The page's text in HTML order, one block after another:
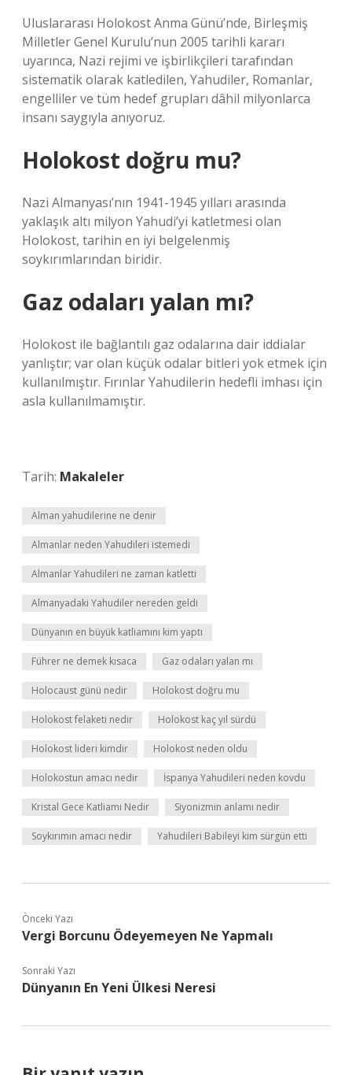
Uluslararası Holokost Anma Günü’nde, Birleşmiş
Milletler Genel Kurulu’nun 2005 tarihli kararı
uyarınca, Nazi rejimi ve işbirlikçileri tarafından
sistematik olarak katledilen, Yahudiler, Romanlar,
engelliler ve tüm hedef grupları dâhil milyonlarca
insanı saygıyla anıyoruz.
Holokost doğru mu?
Nazi Almanyası’nın 1941-1945 yılları arasında
yaklaşık altı milyon Yahudi’yi katletmesi olan
Holokost, tarihin en iyi belgelenmiş
soykırımlarından biridir.
Gaz odaları yalan mı?
Holokost ile bağlantılı gaz odalarına dair iddialar
yanlıştır; var olan küçük odalar bitleri yok etmek için
kullanılmıştır. Fırınlar Yahudilerin hedefli imhası için
asla kullanılmamıştır.
Tarih: Makaleler
Alman yahudilerine ne denir
Almanlar neden Yahudileri istemedi
Almanlar Yahudileri ne zaman katletti
Almanyadaki Yahudiler nereden geldi
Dünyanın en büyük katliamını kim yaptı
Führer ne demek kısaca Gaz odaları yalan mı
Holocaust günü nedir Holokost doğru mu
Holokost felaketi nedir Holokost kaç yıl sürdü
Holokost lideri kimdir Holokost neden oldu
Holokostun amacı nedir İspanya Yahudileri neden kovdu
Kristal Gece Katliamı Nedir Siyonizmin anlamı nedir
Soykırımın amacı nedir Yahudileri Babileyi kim sürgün etti
Önceki Yazı
Vergi Borcunu Ödeyemeyen Ne Yapmalı
Sonraki Yazı
Dünyanın En Yeni Ülkesi Neresi